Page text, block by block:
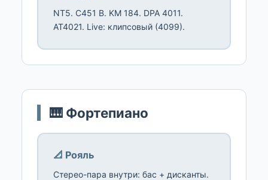
NT5. C451 B. KM 184. DPA 4011.
AT4021. Live: клипсовый (4099).
🎹 Фортепиано
📐 Рояль
Стерео-пара внутри: бас + дисканты.